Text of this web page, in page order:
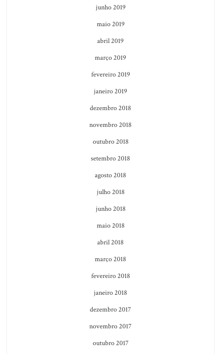
junho 2019
maio 2019
abril 2019
março 2019
fevereiro 2019
janeiro 2019
dezembro 2018
novembro 2018
outubro 2018
setembro 2018
agosto 2018
julho 2018
junho 2018
maio 2018
abril 2018
março 2018
fevereiro 2018
janeiro 2018
dezembro 2017
novembro 2017
outubro 2017